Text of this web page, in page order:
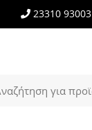
23310 93003